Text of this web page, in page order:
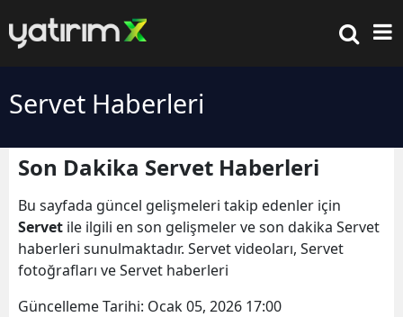
Servet Haberleri
Son Dakika Servet Haberleri
Bu sayfada güncel gelişmeleri takip edenler için
Servet ile ilgili en son gelişmeler ve son dakika Servet
haberleri sunulmaktadır. Servet videoları, Servet
fotoğrafları ve Servet haberleri
Güncelleme Tarihi: Ocak 05, 2026 17:00